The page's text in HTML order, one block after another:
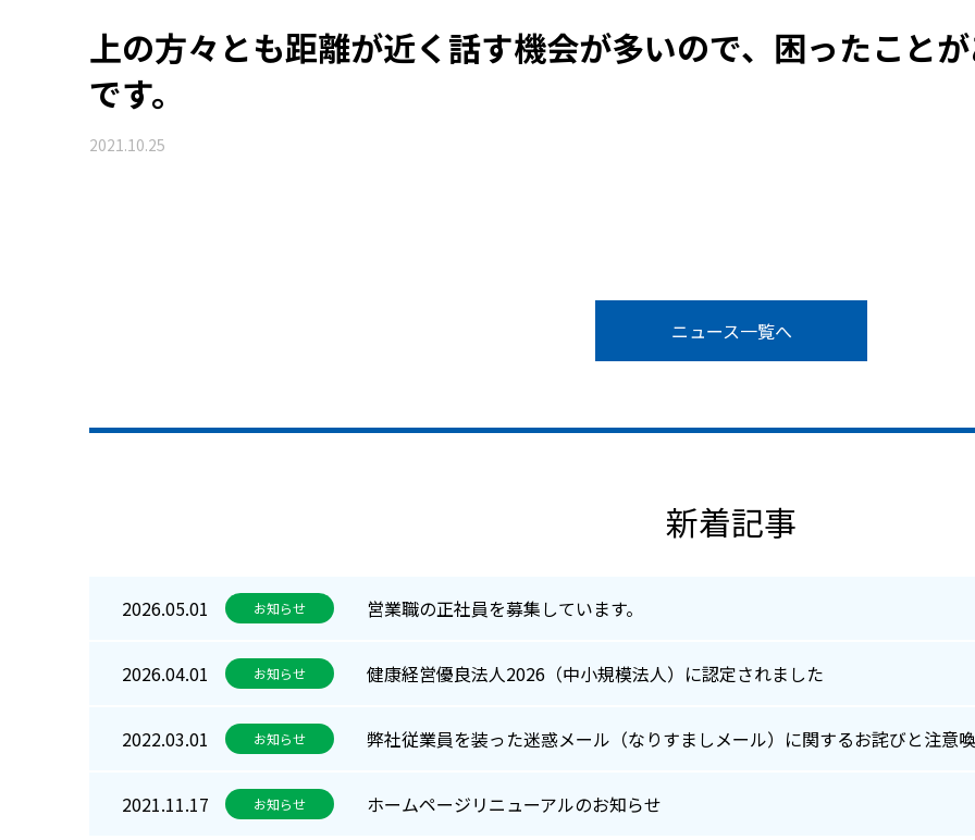
上の方々とも距離が近く話す機会が多いので、困ったこと
です。
2021.10.25
ニュース一覧へ
新着記事
2026.05.01 お知らせ 営業職の正社員を募集しています。
2026.04.01 お知らせ 健康経営優良法人2026（中小規模法人）に認定されました
2022.03.01 お知らせ 弊社従業員を装った迷惑メール（なりすましメール）に関するお詫びと注意
2021.11.17 お知らせ ホームページリニューアルのお知らせ